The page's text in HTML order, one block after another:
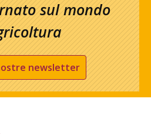
sul mondo
newsletter